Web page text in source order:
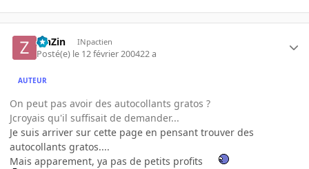
ZinZin INpactien
Posté(e) le 12 février 200422 a
AUTEUR
On peut pas avoir des autocollants gratos ?
Jcroyais qu'il suffisait de demander...
Je suis arriver sur cette page en pensant trouver des
autocollants gratos....
Mais apparement, ya pas de petits profits